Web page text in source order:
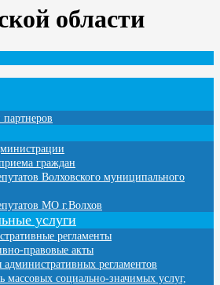
области
граждан
Волховского муниципального
МО г.Волхов
услуги
регламенты
правовые акты
административных регламентов
массовых социально-значимых услуг,